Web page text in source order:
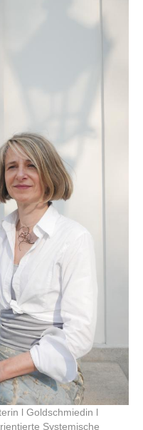
Fahrradschlauch
l Goldschmiedin l
Systemische